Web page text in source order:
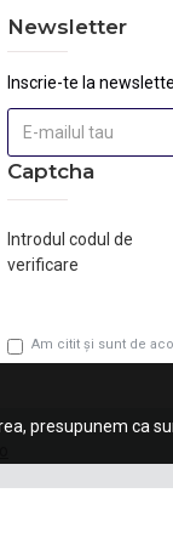
Newsletter
Inscrie-te la
Captcha
Introdul codul de
verificare
Am citit şi sunt de
presupunem ca